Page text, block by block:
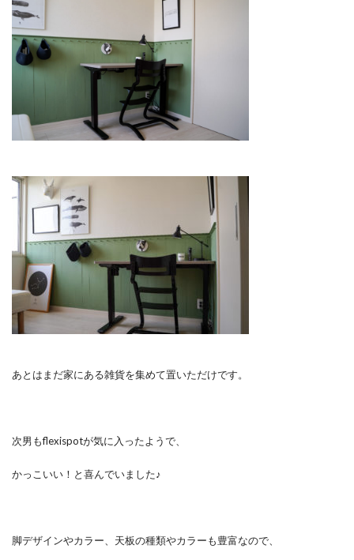
あとはまだ家にある雑貨を集めて置いただけです。
次男もflexispotが気に入ったようで、
かっこいい！と喜んでいました♪
脚デザインやカラー、天板の種類やカラーも豊富なので、